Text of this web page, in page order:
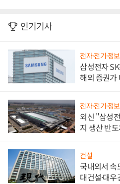
인기기사
전자·전기·정
삼성전자
해외 증권가
전자·전기·정
외신 "삼성
지 생산 반
건설
국내외서 속
대건설·대